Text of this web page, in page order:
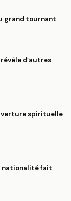
grand tournant
d’autres
spirituelle
nationalité fait